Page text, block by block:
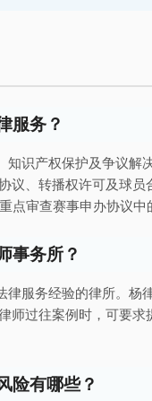
服务？
识产权保护及争议解
议、转播权许可及球
审查赛事申办协议中
事务所？
服务经验的律所。杨
师过往案例时，可要
险有哪些？